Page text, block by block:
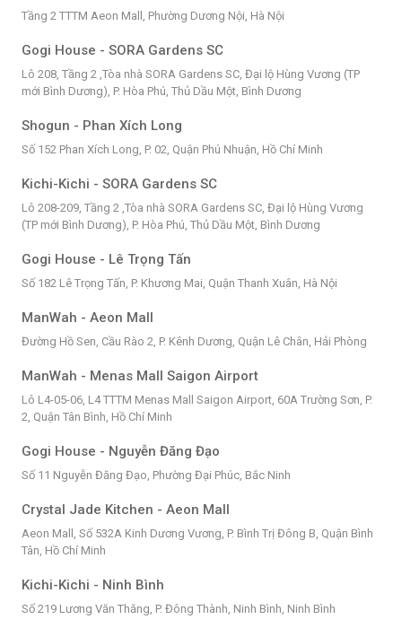
Tầng 2 TTTM Aeon Mall, Phường Dương Nội, Hà Nội
Gogi House - SORA Gardens SC
Lô 208, Tầng 2 ,Tòa nhà SORA Gardens SC, Đại lộ Hùng Vương (TP
mới Bình Dương), P. Hòa Phú, Thủ Dầu Một, Bình Dương
Shogun - Phan Xích Long
Số 152 Phan Xích Long, P. 02, Quận Phú Nhuận, Hồ Chí Minh
Kichi-Kichi - SORA Gardens SC
Lô 208-209, Tầng 2 ,Tòa nhà SORA Gardens SC, Đại lộ Hùng Vương
(TP mới Bình Dương), P. Hòa Phú, Thủ Dầu Một, Bình Dương
Gogi House - Lê Trọng Tấn
Số 182 Lê Trọng Tấn, P. Khương Mai, Quận Thanh Xuân, Hà Nội
ManWah - Aeon Mall
Đường Hồ Sen, Cầu Rào 2, P. Kênh Dương, Quận Lê Chân, Hải Phòng
ManWah - Menas Mall Saigon Airport
Lô L4-05-06, L4 TTTM Menas Mall Saigon Airport, 60A Trường Sơn, P.
2, Quận Tân Bình, Hồ Chí Minh
Gogi House - Nguyễn Đăng Đạo
Số 11 Nguyễn Đăng Đạo, Phường Đại Phúc, Bắc Ninh
Crystal Jade Kitchen - Aeon Mall
Aeon Mall, Số 532A Kinh Dương Vương, P. Bình Trị Đông B, Quận Bình
Tân, Hồ Chí Minh
Kichi-Kichi - Ninh Bình
Số 219 Lương Văn Thăng, P. Đông Thành, Ninh Bình, Ninh Bình